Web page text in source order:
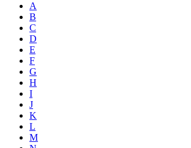
A
B
C
D
E
F
G
H
I
J
K
L
M